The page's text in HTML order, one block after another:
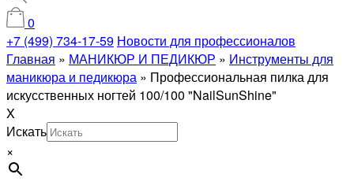
0
+7 (499) 734-17-59 Новости для профессионалов
Главная » МАНИКЮР И ПЕДИКЮР » Инструменты для
маникюра и педикюра » Профессиональная пилка для
искусственных ногтей 100/100 "NailSunShine"
X
Искать
×